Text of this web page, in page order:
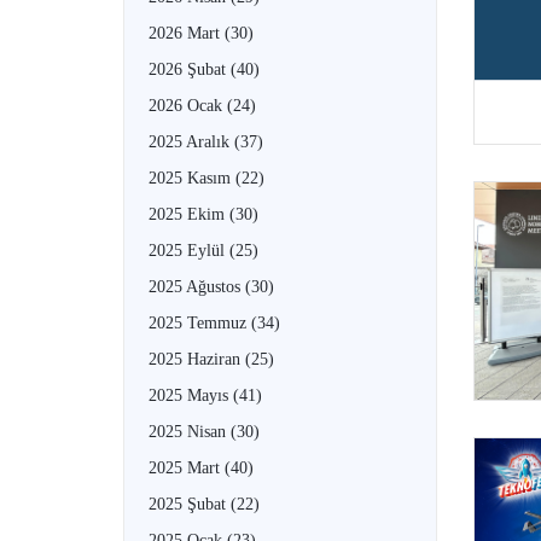
2026 Mart (30)
2026 Şubat (40)
2026 Ocak (24)
2025 Aralık (37)
2025 Kasım (22)
2025 Ekim (30)
2025 Eylül (25)
2025 Ağustos (30)
2025 Temmuz (34)
2025 Haziran (25)
2025 Mayıs (41)
2025 Nisan (30)
2025 Mart (40)
2025 Şubat (22)